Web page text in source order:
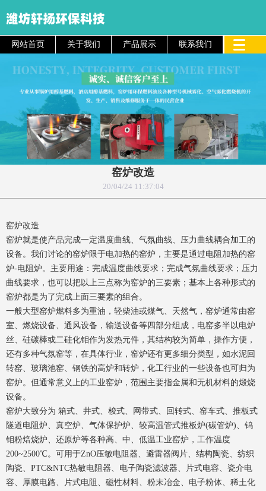
网站首页 关于我们 产品展示 联系我们
窑炉改造
20/04/24 11:37:04
窑炉改造
窑炉就是使产品完成一定温度曲线、气氛曲线、压力曲线耦合加工的
设备。我们讨论的窑炉限于电加热的窑炉，主要是通过电阻加热的窑
炉-电阻炉。主要用途：完成温度曲线要求；完成气氛曲线要求；压力
曲线要求，也可以把以上三点称为窑炉的三要素；基本上各种形式的
窑炉都是为了完成上面三要素的组合。
一般大型窑炉燃料多为重油，轻柴油或煤气、天然气，窑炉通常由窑
室、燃烧设备、通风设备，输送设备等四部分组成，电窑多半以电炉
丝、硅碳棒或二硅化钼作为发热元件，其结构较为简单，操作方便，
还有多种气氛窑等，在具体行业，窑炉还有更多细分类型，如水泥回
转窑、玻璃池窑、钢铁的高炉和转炉，化工行业的一些设备也可归为
窑炉。但通常意义上的工业窑炉，范围主要指金属和无机材料的煅烧
设备。
窑炉大致分为 箱式、井式、梭式、网带式、回转式、窑车式、推板式
隧道电阻炉、真空炉、气体保护炉、较高温管式推板炉(碳管炉)、钨
钼粉焙烧炉、还原炉等各种高、中、低温工业窑炉，工作温度
200~2500℃。可用于ZnO压敏电阻器、避雷器阀片、结构陶瓷、纺织
陶瓷、PTC&NTC热敏电阻器、电子陶瓷滤波器、片式电容、瓷介电
容、厚膜电路、片式电阻、磁性材料、粉末冶金、电子粉体、稀土化